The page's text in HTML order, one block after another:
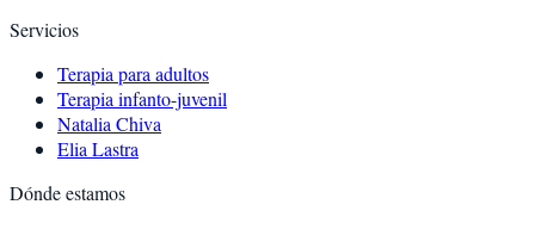
Servicios
Terapia para adultos
Terapia infanto-juvenil
Natalia Chiva
Elia Lastra
Dónde estamos